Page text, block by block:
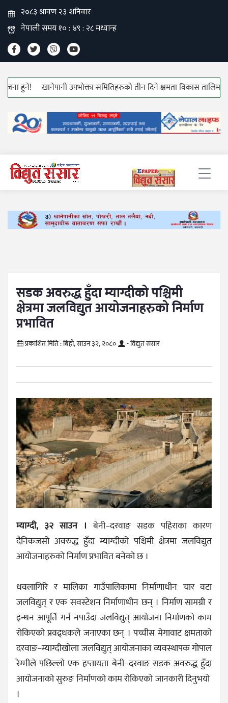
खानेपानी उपभोक्ता समितिहरुको तीन दिने क्षमता विकास तालिम सुरु!
सडक अवरुद्ध हुँदा म्याग्दीको पश्चिमी
क्षेत्रमा जलविद्युत आयोजनाहरुको निर्माण
प्रभावित
प्रकाशित मिति :बिही, साउन ३२, २०८० - विद्युत संसार
म्याग्दी, ३२ साउन । बेनी–दरवाङ सडक पहिराका कारण
दैनिकजसो अवरुद्ध हुँदा म्याग्दीको पश्चिमी क्षेत्रमा जलविद्युत
आयोजनाहरुको निर्माण प्रभावित बनेको छ ।
धवलागिरि र मालिका गाउँपालिकामा निर्माणाधीन चार वटा
जलविद्युत् र एक सवस्टेशन निर्माणाधीन छन् । निर्माण सामग्री र
इन्धन आपूर्ति गर्न नपाउँदा जलविद्युत् आयोजना निर्माणको काम
रोकिएको प्रवद्र्धकले जनाएका छन् । पच्चीस मेगावाट क्षमताको
दरवाङ–म्याग्दीखोला जलविद्युत् आयोजनाका व्यवस्थापक गोपाल
रेग्मीले पछिल्लो एक हप्तायता बेनी–दरवाङ सडक अवरुद्ध हुँदा
आयोजनाको सुरुङ निर्माणको काम रोकिएको जानकारी दिनुभयो
।